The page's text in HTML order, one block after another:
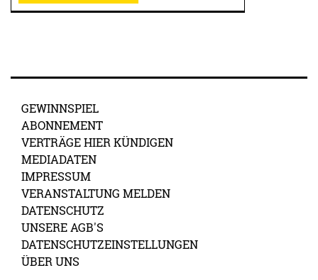
GEWINNSPIEL
ABONNEMENT
VERTRÄGE HIER KÜNDIGEN
MEDIADATEN
IMPRESSUM
VERANSTALTUNG MELDEN
DATENSCHUTZ
UNSERE AGB'S
DATENSCHUTZEINSTELLUNGEN
ÜBER UNS